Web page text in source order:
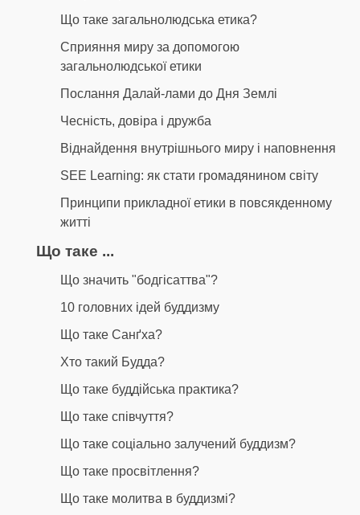
Що таке загальнолюдська етика?
Сприяння миру за допомогою
загальнолюдської етики
Послання Далай-лами до Дня Землі
Чесність, довіра і дружба
Віднайдення внутрішнього миру і наповнення
SEE Learning: як стати громадянином світу
Принципи прикладної етики в повсякденному
житті
Що таке ...
Що значить "бодгісаттва"?
10 головних ідей буддизму
Що таке Санґха?
Хто такий Будда?
Що таке буддійська практика?
Що таке співчуття?
Що таке соціально залучений буддизм?
Що таке просвітлення?
Що таке молитва в буддизмі?